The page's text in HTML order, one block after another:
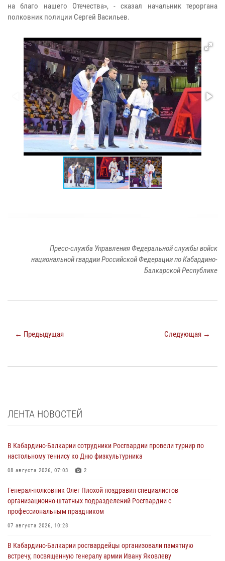
на благо нашего Отечества», - сказал начальник тероргана
полковник полиции Сергей Васильев.
Пресс-служба Управления Федеральной службы войск
национальной гвардии Российской Федерации по Кабардино-
Балкарской Республике
← Предыдущая Следующая →
ЛЕНТА НОВОСТЕЙ
В Кабардино-Балкарии сотрудники Росгвардии провели турнир по
настольному теннису ко Дню физкультурника
08 августа 2026, 07:03 2
Генерал-полковник Олег Плохой поздравил специалистов
организационно-штатных подразделений Росгвардии с
профессиональным праздником
07 августа 2026, 10:28
В Кабардино-Балкарии росгвардейцы организовали памятную
встречу, посвященную генералу армии Ивану Яковлеву